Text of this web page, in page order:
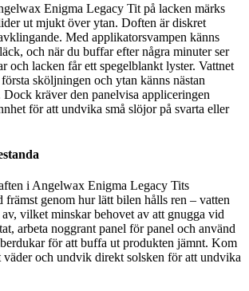
Enigma Legacy Tit på lacken märks
ut mjukt över ytan. Doften är diskret
Med applikatorsvampen känns
och när du buffar efter några minuter ser
och lacken får ett spegelblankt lyster. Vattnet
sköljningen och ytan känns nästan
Dock kräver den panelvisa appliceringen
för att undvika små slöjor på svarta eller
i Angelwax Enigma Legacy Tits
främst genom hur lätt bilen hålls ren – vatten
vilket minskar behovet av att gnugga vid
arbeta noggrant panel för panel och använd
för att buffa ut produkten jämnt. Kom
väder och undvik direkt solsken för att undvika